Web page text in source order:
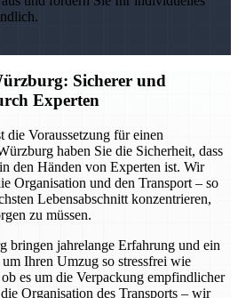
Sicherer und
Experten
Voraussetzung für einen
haben Sie die Sicherheit, dass
den Händen von Experten ist. Wir
Organisation und den Transport – so
Lebensabschnitt konzentrieren,
zu müssen.
bringen jahrelange Erfahrung und ein
Ihren Umzug so stressfrei wie
es um die Verpackung empfindlicher
Organisation des Transports – wir